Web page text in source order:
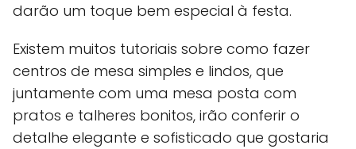
darão um toque bem especial à festa.
Existem muitos tutoriais sobre como fazer
centros de mesa simples e lindos, que
juntamente com uma mesa posta com
pratos e talheres bonitos, irão conferir o
detalhe elegante e sofisticado que gostaria